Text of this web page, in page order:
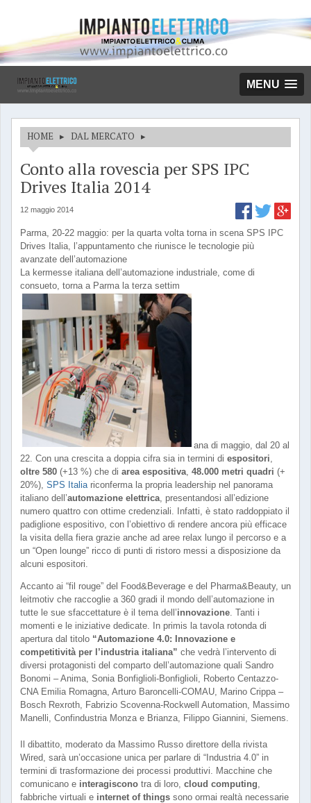
MENU
HOME ▸ DAL MERCATO ▸
Conto alla rovescia per SPS IPC
Drives Italia 2014
12 maggio 2014
Parma, 20-22 maggio: per la quarta volta torna in scena SPS IPC
Drives Italia, l’appuntamento che riunisce le tecnologie più
avanzate dell’automazione
La kermesse italiana dell’automazione industriale, come di
consueto, torna a Parma la terza settim
ana di maggio, dal 20 al
22. Con una crescita a doppia cifra sia in termini di espositori,
oltre 580 (+13 %) che di area espositiva, 48.000 metri quad ri (+
20%), SPS Italiariconferma la propria leadership nel panorama
italiano dell’automazione elettrica, presentandosi all’edizione
numero quattro con ottime credenziali. Infatti, è stato raddoppiato il
padiglione espositivo, con l’obiettivo di rendere ancora più efficace
la visita della fiera grazie anche ad aree relax lungo il percorso e a
un “Open lounge” ricco di punti di ristoro messi a disposizione da
alcuni espositori.
Accanto ai “fil rouge” del Food&Beverage e del Pharma&Beauty, un
leitmotiv che raccoglie a 360 gradi il mondo dell’automazione in
tutte le sue sfaccettature è il tema dell’innovazione. Tanti i
momenti e le iniziative dedicate. In primis la tavola rotonda di
apertura dal titolo “Automazione 4.0: Innovazione e
competitività per l’industria italiana” che vedrà l’intervento di
diversi protagonisti del comparto dell’automazione quali Sandro
Bonomi – Anima, Sonia Bonfiglioli-Bonfiglioli, Roberto Centazzo-
CNA Emilia Romagna, Arturo Baroncelli-COMAU, Marino Crippa –
Bosch Rexroth, Fabrizio Scovenna-Rockwell Automation, Massimo
Manelli, Confindustria Monza e Brianza, Filippo Giannini, Siemens.
Il dibattito, moderato da Massimo Russo direttore della rivista
Wired, sarà un’occasione unica per parlare di “Industria 4.0” in
termini di trasformazione dei processi produttivi. Macchine che
comunicano e interagiscono tra di loro, cloud computing,
fabbriche virtuali e internet of things sono ormai realtà necessarie